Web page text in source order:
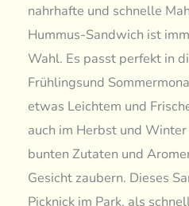
nahrhafte und schnelle
Hummus-Sandwich ist
Wahl. Es passt perfekt in
Frühlingsund
etwas Leichtem und
auch im Herbst und
bunten Zutaten und
Gesicht zaubern. Dieses
Picknick im Park, als